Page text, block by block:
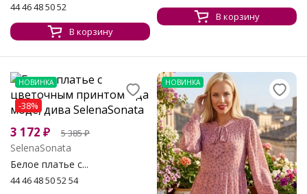
44 46 48 50 52
В корзину
В корзину
НОВИНКА
-38%
3 172 ₽ 5 385₽
SelenaSonata
Белое платье с...
44 46 48 50 52 54
НОВИНКА